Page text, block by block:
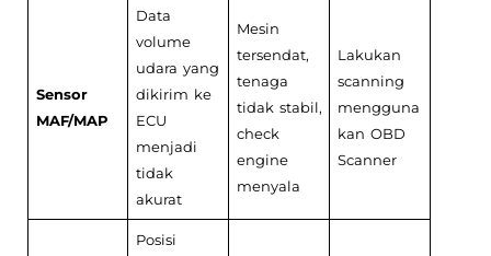
Sensor
MAF/MAP
Data
volume
udara yang
dikirim ke
ECU
menjadi
tidak
akurat
Mesin
tersendat,
tenaga
tidak stabil,
check
engine
menyala
Lakukan
scanning
mengguna
kan OBD
Scanner
Posisi